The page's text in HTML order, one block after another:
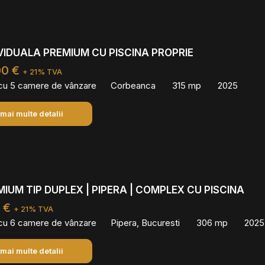
PREMIUM CU PISCINA PROPRIE
€ + 21% TVA
5 camere de vânzare Corbeanca 315 mp 2025
multe detalii
TIP DUPLEX | PIPERA | COMPLEX CU PISCINA
€ + 21% TVA
6 camere de vânzare Pipera, Bucuresti 306 mp 2025
multe detalii